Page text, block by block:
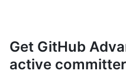
Get GitHub
active